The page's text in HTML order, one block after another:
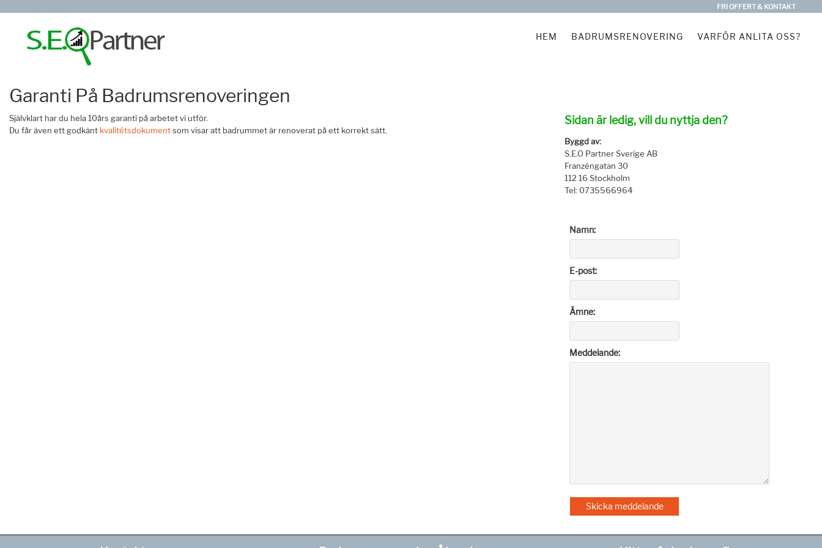
FRI OFFERT & KONTAKT
HEM BADRUMSRENOVERING VARFÖR ANLITA OSS?
Sidan är ledig, vill du nyttja den?
Byggd av:
S.E.O Partner Sverige AB
Franzéngatan 30
112 16 Stockholm
Tel: 0735566964
Namn:
E-post:
Ämne:
Meddelande:
Garanti På Badrumsrenoveringen
Självklart har du hela 10års garanti på arbetet vi utför.
Du får även ett godkänt kvalitétsdokumentsom visar att badrummet är renoverat på ett korrekt sätt.